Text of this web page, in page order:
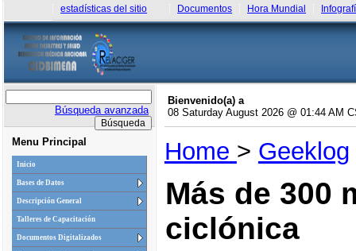
estadísticas del sitio Documentos Hora Mundial
Búsqueda avanzada
Menu Principal
Inicio
Bases de Datos
Descripción General
Talleres de Capacitación
Documentos Digitalizados
Bienvenido(a) a
08 Saturday August 2026 @ 01:44 AM
Home > Geeklog
Más de 300
ciclónica